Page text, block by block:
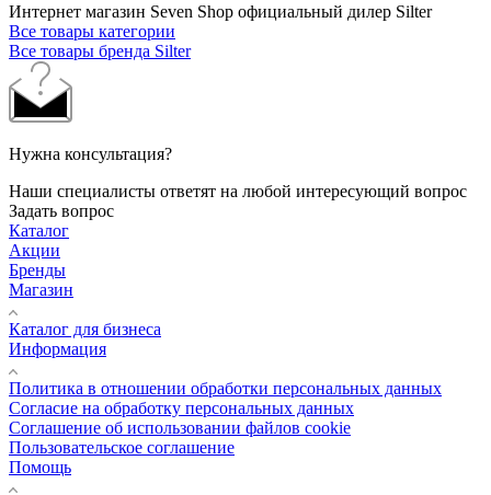
Интернет магазин Seven Shop официальный дилер Silter
Все товары категории
Все товары бренда Silter
Нужна консультация?
Наши специалисты ответят на любой интересующий вопрос
Задать вопрос
Каталог
Акции
Бренды
Магазин
Каталог для бизнеса
Информация
Политика в отношении обработки персональных данных
Cогласие на обработку персональных данных
Cоглашение об использовании файлов cookie
Пользовательское соглашение
Помощь